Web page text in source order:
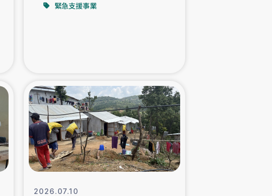
マウベシ郡でのコーヒー畑改善事業
女性の生計向上支援
緊急支援事業
2026.07.10